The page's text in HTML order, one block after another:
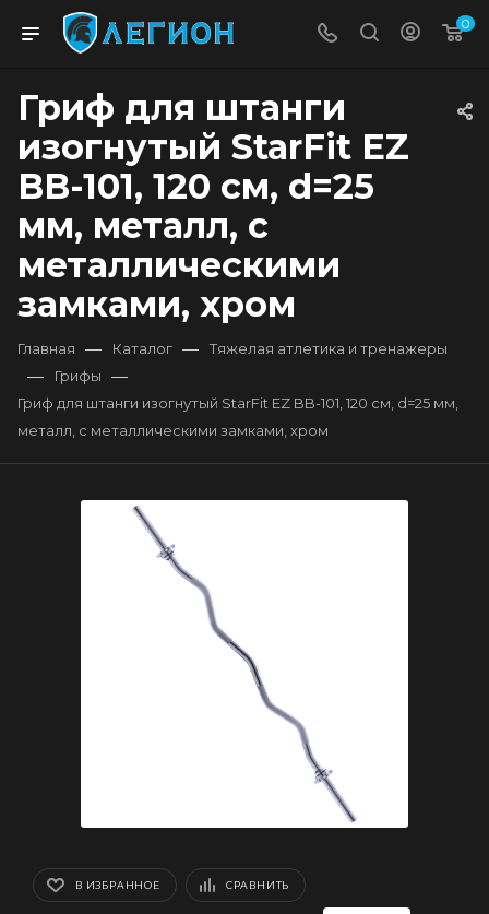
0
Гриф для штанги
изогнутый StarFit EZ
BB-101, 120 см, d=25
мм, металл, с
металлическими
замками, хром
Главная — Каталог — Тяжелая атлетика и тренажеры
— Грифы —
Гриф для штанги изогнутый StarFit EZ BB-101, 120 см, d=25 мм,
металл, с металлическими замками, хром
В ИЗБРАННОЕ СРАВНИТЬ